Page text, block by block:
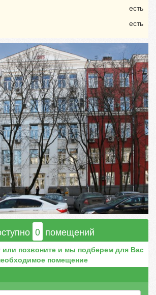
есть
есть
0 помещений
или позвоните и мы подберем для Вас
помещение